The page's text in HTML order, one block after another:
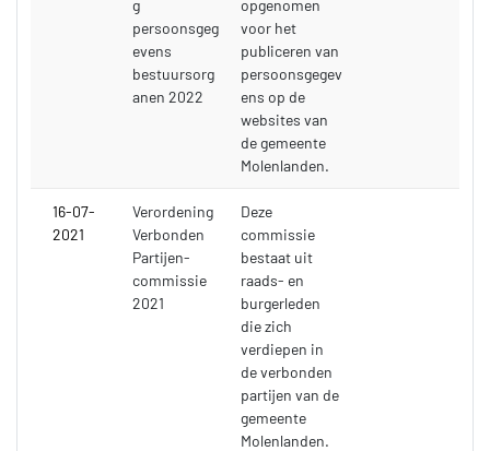
g
persoonsgeg
evens
bestuursorg
anen 2022
opgenomen
voor het
publiceren van
persoonsgegev
ens op de
websites van
de gemeente
Molenlanden.
16-07-
2021
Verordening
Verbonden
Partijen-
commissie
2021
Deze
commissie
bestaat uit
raads- en
burgerleden
die zich
verdiepen in
de verbonden
partijen van de
gemeente
Molenlanden.